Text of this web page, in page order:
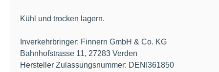
Kühl und trocken lagern.
Inverkehrbringer: Finnern GmbH & Co. KG
Bahnhofstrasse 11, 27283 Verden
Hersteller Zulassungsnummer: DENI361850